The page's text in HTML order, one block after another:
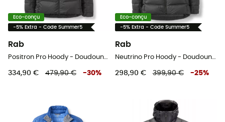
Eco-conçu
-5% Extra - Code Summer5
Rab
334,90 € 479,90 € -30%
Eco-conçu
-5% Extra - Code Summer5
Rab
298,90 € 399,90 € -25%